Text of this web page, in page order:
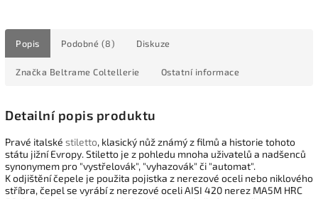
Popis Podobné (8) Diskuze
Značka Beltrame Coltellerie Ostatní informace
Detailní popis produktu
Pravé italské stiletto, klasický nůž známý z filmů a historie tohoto
státu jižní Evropy. Stiletto je z pohledu mnoha uživatelů a nadšenců
synonymem pro "vystřelovák", "vyhazovák" či "automat".
K odjištění čepele je použita pojistka z nerezové oceli nebo niklového
stříbra, čepel se vyrábí z nerezové oceli AISI 420 nerez MA5M HRC